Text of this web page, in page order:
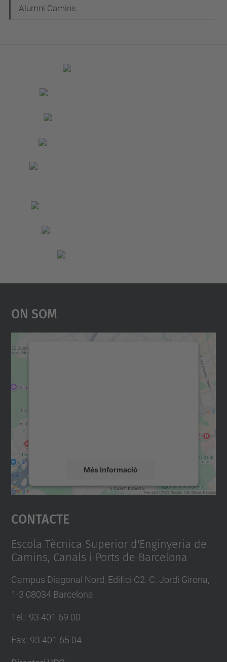
Alumni Camins
On Som
Més Informació
Accepta
powered by
Contacte
Escola Tècnica Superior d'Enginyeria de
Camins, Canals i Ports de Barcelona
Campus Diagonal Nord, Edifici C2. C. Jordi Girona,
1-3 08034 Barcelona
Tel. : 93 401 69 00
Fax: 93 401 65 04